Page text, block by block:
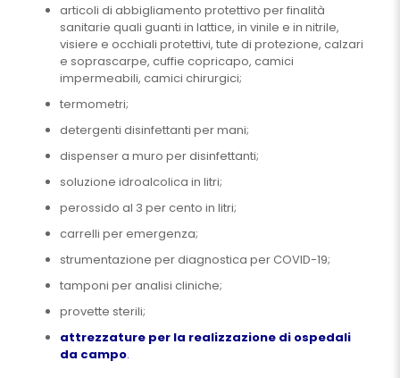
articoli di abbigliamento protettivo per finalità
sanitarie quali guanti in lattice, in vinile e in nitrile,
visiere e occhiali protettivi, tute di protezione, calzari
e soprascarpe, cuffie copricapo, camici
impermeabili, camici chirurgici;
termometri;
detergenti disinfettanti per mani;
dispenser a muro per disinfettanti;
soluzione idroalcolica in litri;
perossido al 3 per cento in litri;
carrelli per emergenza;
strumentazione per diagnostica per COVID-19;
tamponi per analisi cliniche;
provette sterili;
attrezzature per la realizzazione di ospedali
da campo.